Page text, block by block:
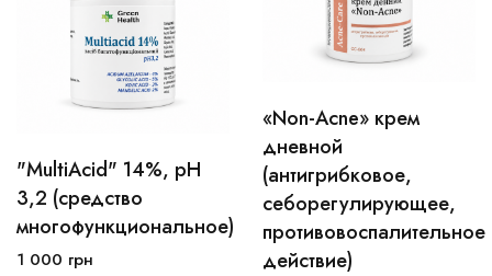
30мл 50мл
В корзину
"MultiAcid" 14%, pH
3,2 (средство
многофункциональное)
1 000 грн
30мл
В корзину
«Non-Acne» крем
дневной
(антигрибковое,
себорегулирующее,
противовоспалительное
действие)